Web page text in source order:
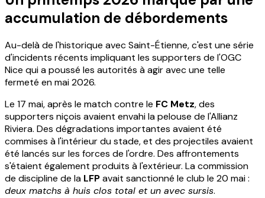
accumulation de débordements
Au-delà de l'historique avec Saint-Étienne, c'est une série
d'incidents récents impliquant les supporters de l'OGC
Nice qui a poussé les autorités à agir avec une telle
fermeté en mai 2026.
Le 17 mai, après le match contre le FC Metz, des
supporters niçois avaient envahi la pelouse de l'Allianz
Riviera. Des dégradations importantes avaient été
commises à l'intérieur du stade, et des projectiles avaient
été lancés sur les forces de l'ordre. Des affrontements
s'étaient également produits à l'extérieur. La commission
de discipline de la LFPavait sanctionné le club le 20 mai :
deux matchs à huis clos total et un avec sursis.